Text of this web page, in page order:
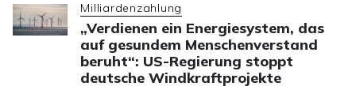
Milliardenzahlung
„Verdienen ein Energiesystem, das
auf gesundem Menschenverstand
beruht“: US-Regierung stoppt
deutsche Windkraftprojekte